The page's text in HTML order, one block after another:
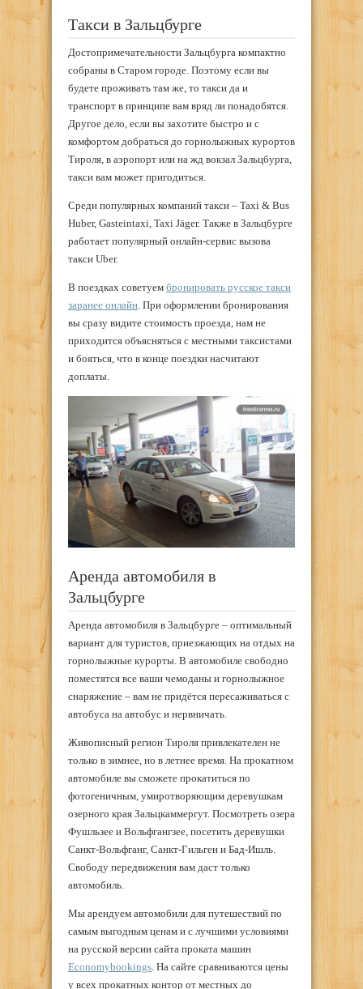
Такси в Зальцбурге
Достопримечательности Зальцбурга компактно
собраны в Старом городе. Поэтому если вы
будете проживать там же, то такси да и
транспорт в принципе вам вряд ли понадобятся.
Другое дело, если вы захотите быстро и с
комфортом добраться до горнолыжных курортов
Тироля, в аэропорт или на жд вокзал Зальцбурга,
такси вам может пригодиться.
Среди популярных компаний такси – Taxi & Bus
Huber, Gasteintaxi, Taxi Jäger. Также в Зальцбурге
работает популярный онлайн-сервис вызова
такси Uber.
В поездках советуем бронировать русское такси
заранее онлайн. При оформлении бронирования
вы сразу видите стоимость проезда, нам не
приходится объясняться с местными таксистами
и бояться, что в конце поездки насчитают
доплаты.
Аренда автомобиля в
Зальцбурге
Аренда автомобиля в Зальцбурге – оптимальный
вариант для туристов, приезжающих на отдых на
горнолыжные курорты. В автомобиле свободно
поместятся все ваши чемоданы и горнолыжное
снаряжение – вам не придётся пересаживаться с
автобуса на автобус и нервничать.
Живописный регион Тироля привлекателен не
только в зимнее, но в летнее время. На прокатном
автомобиле вы сможете прокатиться по
фотогеничным, умиротворяющим деревушкам
озерного края Зальцкаммергут. Посмотреть озера
Фушльзее и Вольфгангзее, посетить деревушки
Санкт-Вольфганг, Санкт-Гильген и Бад-Ишль.
Свободу передвижения вам даст только
автомобиль.
Мы арендуем автомобили для путешествий по
самым выгодным ценам и с лучшими условиями
на русской версии сайта проката машин
Economybookings . На сайте сравниваются цены
у всех прокатных контор от местных до